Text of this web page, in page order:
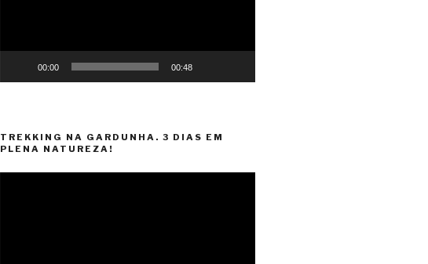
00:00 00:48
TREKKING NA GARDUNHA. 3 DIAS EM
PLENA NATUREZA!